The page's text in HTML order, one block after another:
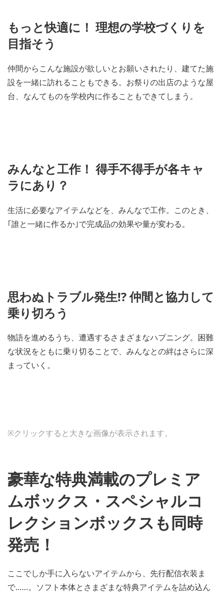
もっと快適に！ 理想の学校づくりを
目指そう
仲間からこんな施設が欲しいとお願いされたり、建てた施
設を一緒に訪れることもできる。お祭りの出店のような屋
台、なんてものを学校内に作ることもできてしまう。
みんなと工作！ 得手不得手が各キャ
ラにあり？
生活に必要なアイテムなどを、みんなで工作。このとき、
｢誰と一緒に作るか｣で完成品の効果や量が変わる。
思わぬトラブル発生!? 仲間と協力して
乗り切ろう
物語を進めるうち、遭遇するさまざまなハプニング。困難
な状況をともに乗り切ることで、みんなとの絆はさらに深
まっていく。
※クリックすると大きな画像が表示されます。
豪華な特典満載のプレミア
ムボックス・スペシャルコ
レクションボックスも同時
発売！
ここでしか手に入らないアイテムから、先行配信衣装ま
で……。ソフト本体とさまざまな特典アイテムを詰め込ん